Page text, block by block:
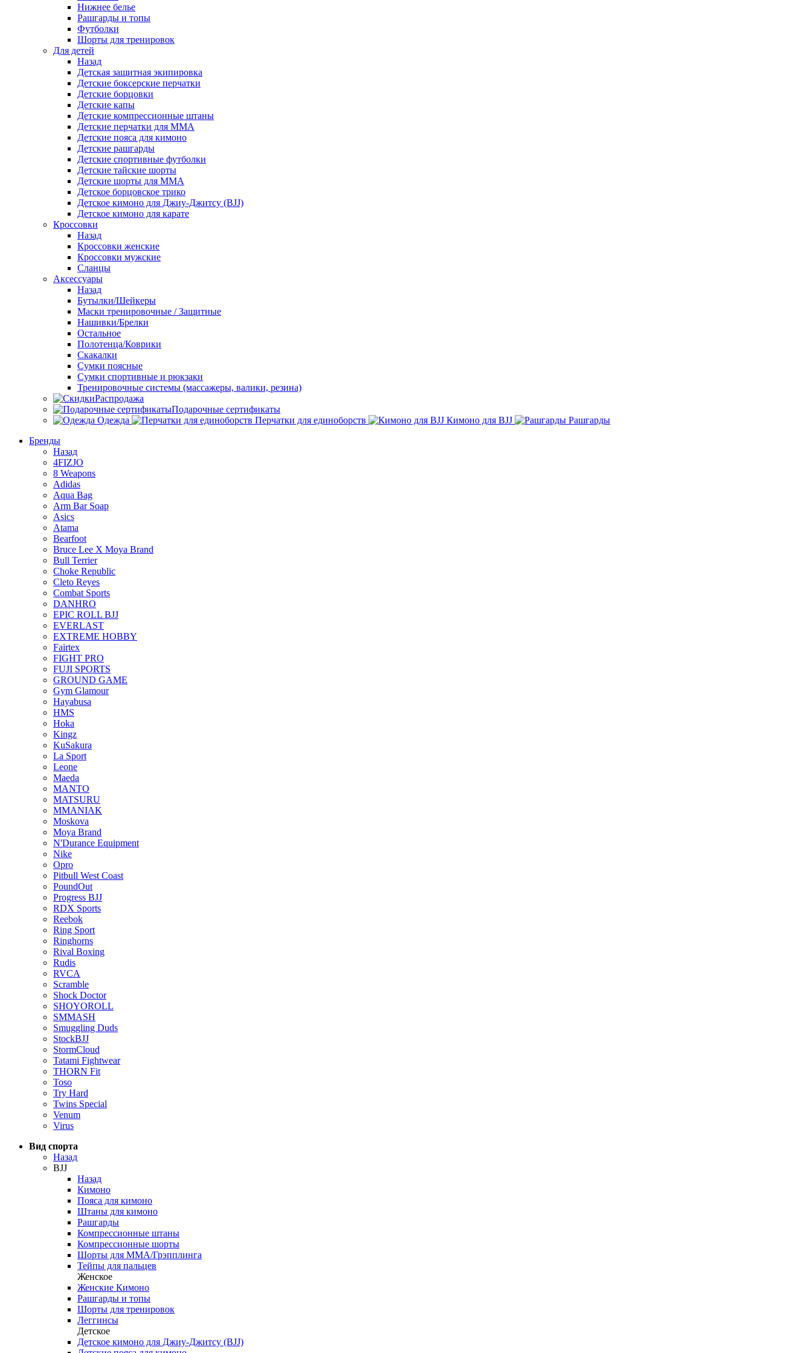
Нижнее белье
Рашгарды и топы
Футболки
Шорты для тренировок
Для детей
Назад
Детская защитная экипировка
Детские боксерские перчатки
Детские борцовки
Детские капы
Детские компрессионные штаны
Детские перчатки для ММА
Детские пояса для кимоно
Детские рашгарды
Детские спортивные футболки
Детские тайские шорты
Детские шорты для ММА
Детское борцовское трико
Детское кимоно для Джиу-Джитсу (BJJ)
Детское кимоно для карате
Кроссовки
Назад
Кроссовки женские
Кроссовки мужские
Сланцы
Аксессуары
Назад
Бутылки/Шейкеры
Маски тренировочные / Защитные
Нашивки/Брелки
Остальное
Полотенца/Коврики
Скакалки
Сумки поясные
Сумки спортивные и рюкзаки
Тренировочные системы (массажеры, валики, резина)
Распродажа
Подарочные сертификаты
Одежда
Перчатки для единоборств Кимоно для BJJ
Рашгарды
Бренды
Назад
4FIZJO
8 Weapons
Adidas
Aqua Bag
Arm Bar Soap
Asics
Atama
Bearfoot
Bruce Lee X Moya Brand
Bull Terrier
Choke Republic
Cleto Reyes
Combat Sports
DANHRO
EPIC ROLL BJJ
EVERLAST
EXTREME HOBBY
Fairtex
FIGHT PRO
FUJI SPORTS
GROUND GAME
Gym Glamour
Hayabusa
HMS
Hoka
Kingz
KuSakura
La Sport
Leone
Maeda
MANTO
MATSURU
MMANIAK
Moskova
Moya Brand
N'Durance Equipment
Nike
Opro
Pitbull West Coast
PoundOut
Progress BJJ
RDX Sports
Reebok
Ring Sport
Ringhorns
Rival Boxing
Rudis
RVCA
Scramble
Shock Doctor
SHOYOROLL
SMMASH
Smuggling Duds
StockBJJ
StormCloud
Tatami Fightwear
THORN Fit
Toso
Try Hard
Twins Special
Venum
Virus
Вид спорта
Назад
BJJ
Назад
Кимоно
Пояса для кимоно
Штаны для кимоно
Рашгарды
Компрессионные штаны
Компрессионные шорты
Шорты для ММА/Грэпплинга
Тейпы для пальцев
Женское
Женские Кимоно
Рашгарды и топы
Шорты для тренировок
Леггинсы
Детское
Детское кимоно для Джиу-Джитсу (BJJ)